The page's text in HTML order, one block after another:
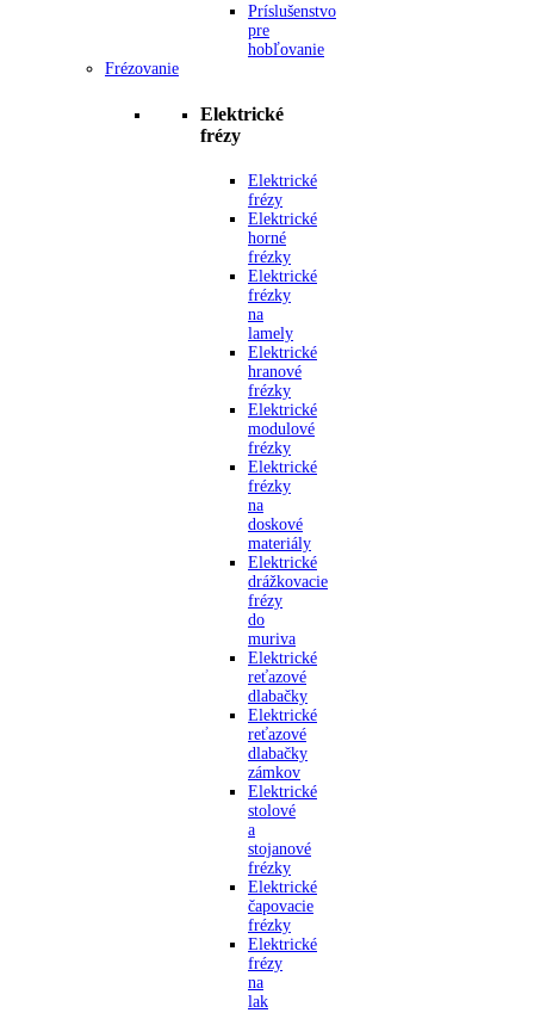
Príslušenstvo
pre
hobľovanie
Frézovanie
Elektrické
frézy
Elektrické
frézy
Elektrické
horné
frézky
Elektrické
frézky
na
lamely
Elektrické
hranové
frézky
Elektrické
modulové
frézky
Elektrické
frézky
na
doskové
materiály
Elektrické
drážkovacie
frézy
do
muriva
Elektrické
reťazové
dlabačky
Elektrické
reťazové
dlabačky
zámkov
Elektrické
stolové
a
stojanové
frézky
Elektrické
čapovacie
frézky
Elektrické
frézy
na
lak